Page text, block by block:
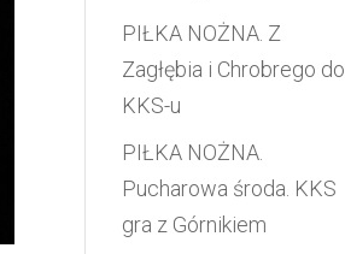
PIŁKA NOŻNA. Z
Zagłębia i Chrobrego do
KKS-u
PIŁKA NOŻNA.
Pucharowa środa. KKS
gra z Górnikiem